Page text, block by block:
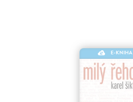
E-KNIHA